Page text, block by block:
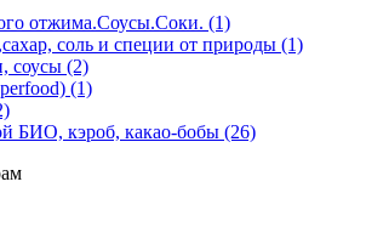
отжима.Соусы.Соки. (1)
соль и специи от природы (1)
соусы (2)
(1)
БИО, кэроб, какао-бобы (26)